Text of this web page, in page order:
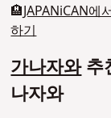
🏨JAPANiCAN에
하기
가나자와추
나자와